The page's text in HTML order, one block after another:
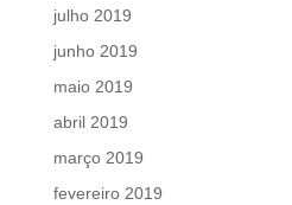
julho 2019
junho 2019
maio 2019
abril 2019
março 2019
fevereiro 2019